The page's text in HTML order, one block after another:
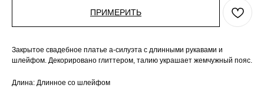
ПРИМЕРИТЬ
Закрытое свадебное платье а-силуэта с длинными рукавами и
шлейфом. Декорировано глиттером, талию украшает жемчужный пояс.
Длина: Длинное со шлейфом